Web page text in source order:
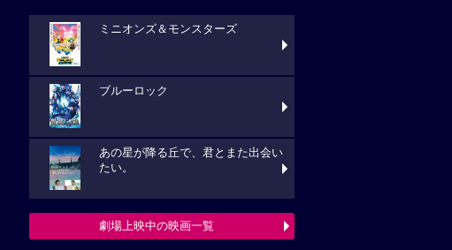
ミニオンズ＆モンスターズ
ブルーロック
あの星が降る丘で、君とまた出会い
たい。
劇場上映中の映画一覧